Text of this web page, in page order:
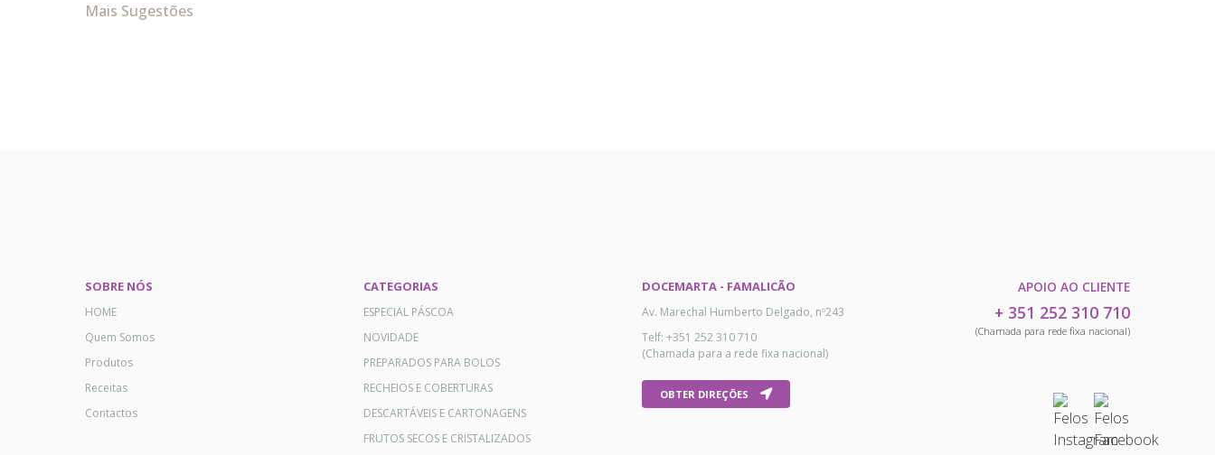
Mais Sugestões
SOBRE NÓS
HOME
Quem Somos
Produtos
Receitas
Contactos
CATEGORIAS
ESPECIAL PÁSCOA
NOVIDADE
PREPARADOS PARA BOLOS
RECHEIOS E COBERTURAS
DESCARTÁVEIS E CARTONAGENS
FRUTOS SECOS E CRISTALIZADOS
DOCEMARTA - FAMALICÃO
Av. Marechal Humberto Delgado, nº243
Telf: +351 252 310 710
(Chamada para a rede fixa nacional)
OBTER DIREÇÕES
APOIO AO CLIENTE
+ 351 252 310 710
(Chamada para rede fixa nacional)